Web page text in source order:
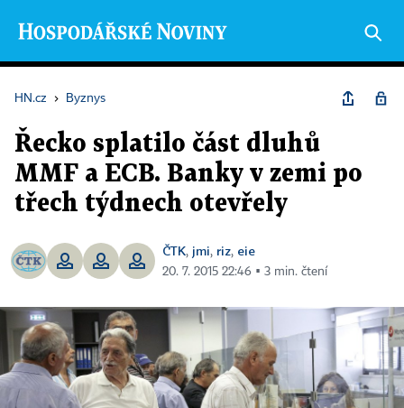
HN.cz › Byznys
Řecko splatilo část dluhů
MMF a ECB. Banky v zemi po
třech týdnech otevřely
ČTK, jmi, riz, eie
20. 7. 2015 22:46 ▪ 3 min. čtení